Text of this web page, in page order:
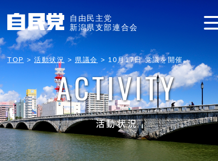
自由民主党
新潟県支部連合会
TOP >活動状況 > 県議会 >10月17日 党議を開催
ACTIVITY
活動状況